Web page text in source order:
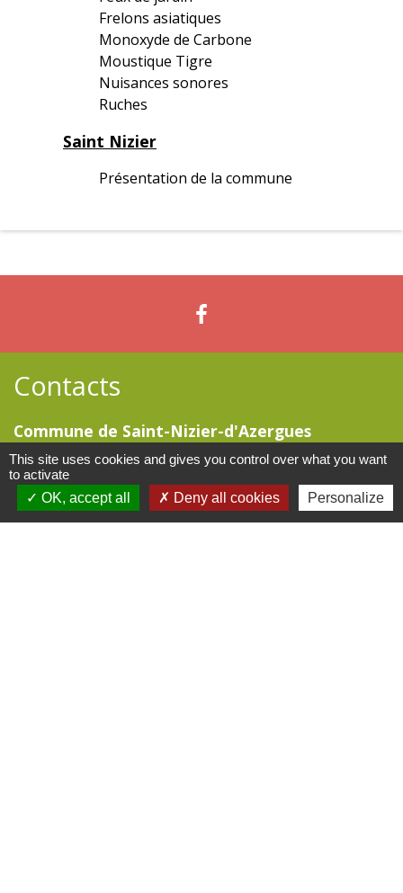
Frelons asiatiques
Monoxyde de Carbone
Moustique Tigre
Nuisances sonores
Ruches
Saint Nizier
Présentation de la commune
Contacts
Commune de Saint-Nizier-d'Azergues
15 place de la Mairie - Le Bourg
69870 Saint-Nizier-d'Azergues - FRANCE
+33 4 74 02 00 44
Contact par formulaire
This site uses cookies and gives you control over what you want
to activate
OK, accept all
Deny all cookies Personalize